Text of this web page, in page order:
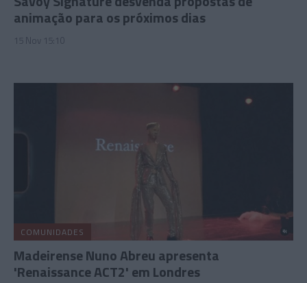
animação para os próximos dias
15 Nov 15:10
COMUNIDADES
Madeirense Nuno Abreu apresenta
'Renaissance ACT2' em Londres